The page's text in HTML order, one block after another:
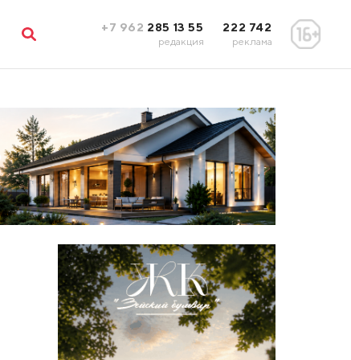
+7 962 285 13 55
редакция
222 742
реклама